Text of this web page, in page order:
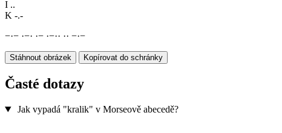
I ..
K -.-
−·− ·−· ·− ·−·· ·· −·−
Stáhnout obrázek Kopírovat do schránky
Časté dotazy
Jak vypadá "kralik" v Morseově abecedě?